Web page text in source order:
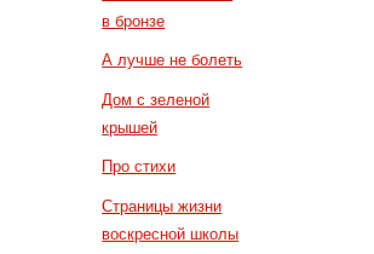
в бронзе
А лучше не болеть
Дом с зеленой
крышей
Про стихи
Страницы жизни
воскресной школы